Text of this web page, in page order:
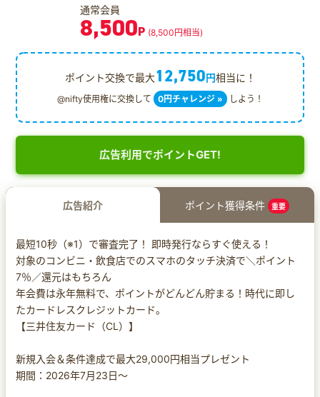
通常会員
8,500P (8,500円相当)
ポイント交換で最大12,750円相当に！
@nifty使用権に交換して 0円チャレンジ » しよう！
広告利用でポイントGET!
広告紹介 ポイント獲得条件 重要
最短10秒（※1）で審査完了！ 即時発行ならすぐ使える！
対象のコンビニ・飲食店でのスマホのタッチ決済で＼ポイント
7％／還元はもちろん
年会費は永年無料で、ポイントがどんどん貯まる！時代に即し
たカードレスクレジットカード。
【三井住友カード（CL）】
新規入会＆条件達成で最大29,000円相当プレゼント
期間：2026年7月23日～